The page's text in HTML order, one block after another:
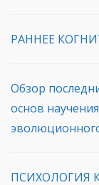
РАННЕЕ
Обзор
основ
ПСИХОЛОГИЯ